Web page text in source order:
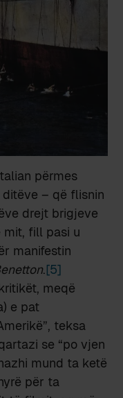
përmes
– që flisnin
drejt brigjeve
fill pasi u
manifestin
.[5]
meqë
e pat
teksa
se “po vjen
mund ta ketë
për ta